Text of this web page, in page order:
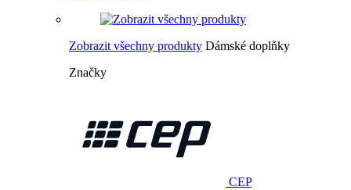
Zobrazit všechny produkty Dámské doplňky
Značky
CEP